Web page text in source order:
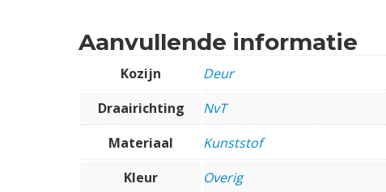
Aanvullende informatie
Kozijn
Deur
Draairichting
NvT
Materiaal
Kunststof
Kleur
Overig